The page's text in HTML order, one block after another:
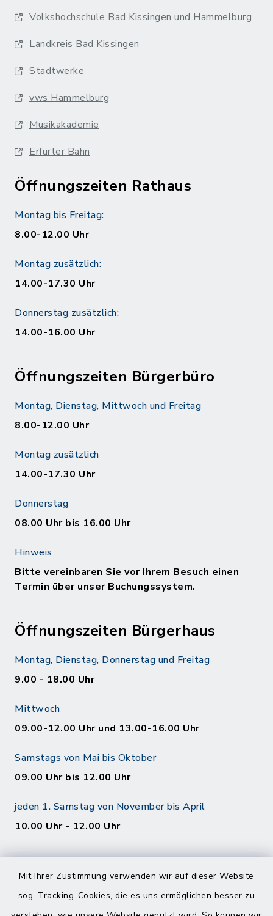
Mit Ihrer Zustimmung verwenden wir auf dieser Website
sog. Tracking-Cookies, die es uns ermöglichen besser zu
Volkshochschule Bad Kissingen und Hammelburg
Landkreis Bad Kissingen
Stadtwerke
vws Hammelburg
Musikakademie
Erfurter Bahn
Öffnungszeiten Rathaus
Montag bis Freitag:
8.00-12.00 Uhr
Montag zusätzlich:
14.00-17.30 Uhr
Donnerstag zusätzlich:
14.00-16.00 Uhr
Öffnungszeiten Bürgerbüro
Montag, Dienstag, Mittwoch und Freitag
8.00-12.00 Uhr
Montag zusätzlich
14.00-17.30 Uhr
Donnerstag
08.00 Uhr bis 16.00 Uhr
Hinweis
Bitte vereinbaren Sie vor Ihrem Besuch einen
Termin über unser Buchungssystem.
Öffnungszeiten Bürgerhaus
Montag, Dienstag, Donnerstag und Freitag
9.00 - 18.00 Uhr
Mittwoch
09.00-12.00 Uhr und 13.00-16.00 Uhr
Samstags von Mai bis Oktober
09.00 Uhr bis 12.00 Uhr
jeden 1. Samstag von November bis April
10.00 Uhr - 12.00 Uhr